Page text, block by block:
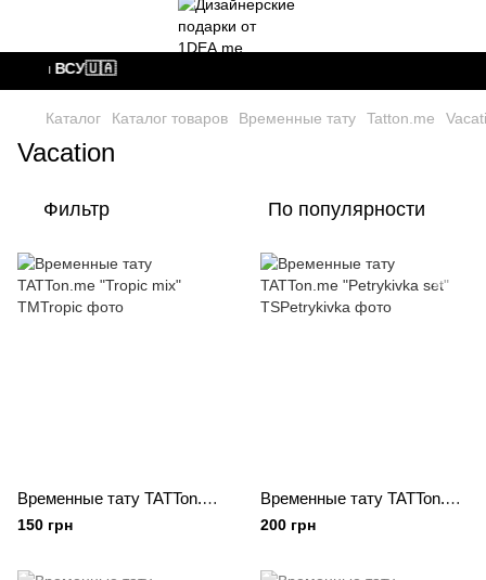
ВСУ🇺🇦
Каталог Каталог товаров Временные тату Tatton.me
Vacation
Фильтр По популярности
Временные тату TATTon.me "Tropic mix"
150 грн
Временные тату TATTon.me "Petrykivka set"
200 грн